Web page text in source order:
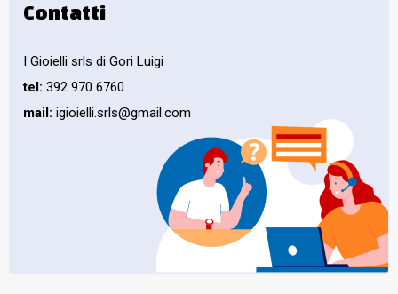
Contatti
I Gioielli srls di Gori Luigi
tel: 392 970 6760
mail: igioielli.srls@gmail.com